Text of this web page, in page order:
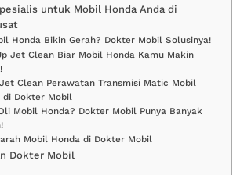
untuk Mobil Honda Anda di
Honda Bikin Gerah? Dokter Mobil Solusinya!
Jet Clean Biar Mobil Honda Kamu Makin
Clean Perawatan Transmisi Matic Mobil
di Dokter Mobil
Mobil Honda? Dokter Mobil Punya Banyak
Mobil Honda di Dokter Mobil
Dokter Mobil